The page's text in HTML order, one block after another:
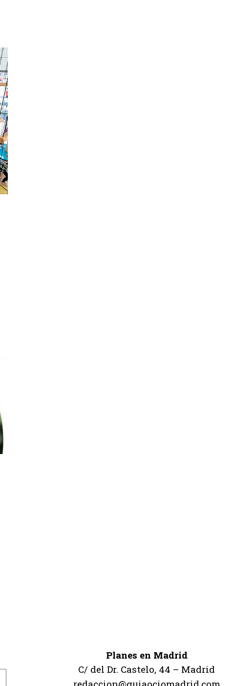
Planes en Madrid
C/ del Dr. Castelo, 44 – Madrid